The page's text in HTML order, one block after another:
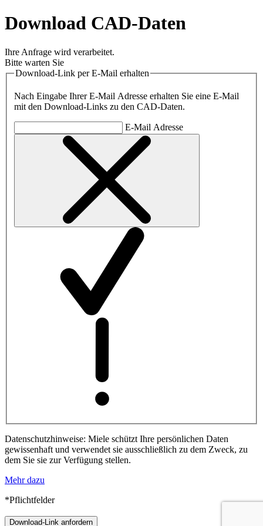
Download CAD-Daten
Ihre Anfrage wird verarbeitet.
Bitte warten Sie
Download-Link per E-Mail erhalten
Nach Eingabe Ihrer E-Mail Adresse erhalten Sie eine E-Mail
mit den Download-Links zu den CAD-Daten.
E-Mail Adresse
Datenschutzhinweise: Miele schützt Ihre persönlichen Daten
gewissenhaft und verwendet sie ausschließlich zu dem Zweck, zu
dem Sie sie zur Verfügung stellen.
Mehr dazu
*Pflichtfelder